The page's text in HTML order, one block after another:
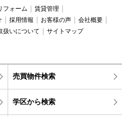
フォーム
賃貸管理
採用情報 お客様の声
会社概要
扱いについて サイトマップ
売買物件検索
学区から検索